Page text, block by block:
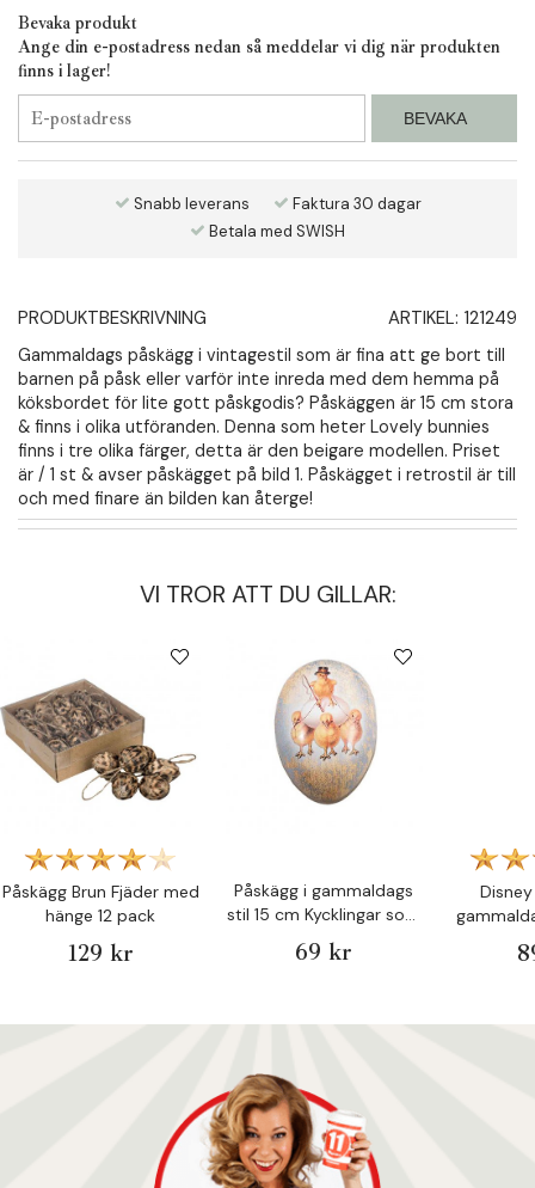
Bevaka produkt
Ange din e-postadress nedan så meddelar vi dig när produkten
finns i lager!
BEVAKA
Snabb leverans
Faktura 30 dagar
Betala med SWISH
PRODUKTBESKRIVNING ARTIKEL: 121249
Gammaldags påskägg i vintagestil som är fina att ge bort till
barnen på påsk eller varför inte inreda med dem hemma på
köksbordet för lite gott påskgodis? Påskäggen är 15 cm stora
& finns i olika utföranden. Denna som heter Lovely bunnies
finns i tre olika färger, detta är den beigare modellen. Priset
är / 1 st & avser påskägget på bild 1. Påskägget i retrostil är till
och med finare än bilden kan återge!
VI TROR ATT DU GILLAR:
Påskägg Brun Fjäder med
hänge 12 pack
129 kr
Påskägg i gammaldags
stil 15 cm Kycklingar som
flyger 1 st
69 kr